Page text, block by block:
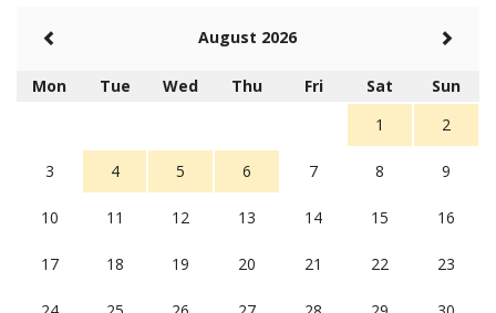
Rambu (rambu03@gmail.com)
Berita Polres Sumba Barat Mantap
5 tahun Yang lalu
Balas
16
August 2026
Mon Tue Wed Thu Fri Sat
Sun
1
2
3 4 5 6 7 8 9
10 11 12 13 14 15 16
17 18 19 20 21 22 23